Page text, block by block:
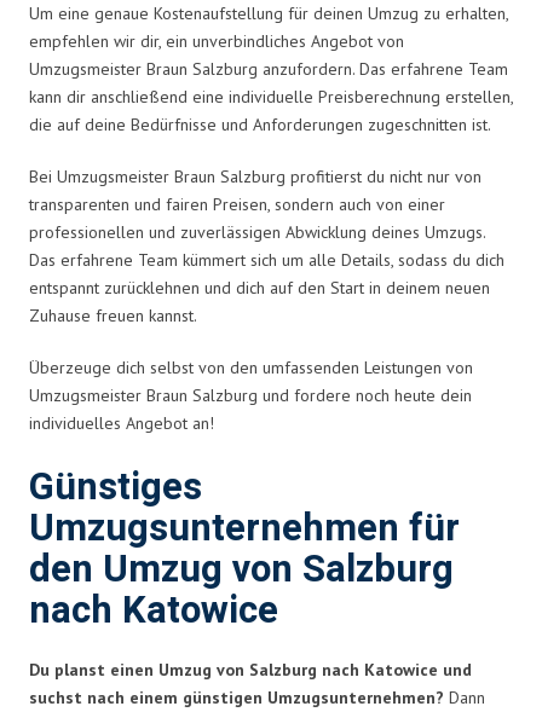
Um eine genaue Kostenaufstellung für deinen Umzug zu erhalten,
empfehlen wir dir, ein unverbindliches Angebot von
Umzugsmeister Braun Salzburg anzufordern. Das erfahrene Team
kann dir anschließend eine individuelle Preisberechnung erstellen,
die auf deine Bedürfnisse und Anforderungen zugeschnitten ist.
Bei Umzugsmeister Braun Salzburg profitierst du nicht nur von
transparenten und fairen Preisen, sondern auch von einer
professionellen und zuverlässigen Abwicklung deines Umzugs.
Das erfahrene Team kümmert sich um alle Details, sodass du dich
entspannt zurücklehnen und dich auf den Start in deinem neuen
Zuhause freuen kannst.
Überzeuge dich selbst von den umfassenden Leistungen von
Umzugsmeister Braun Salzburg und fordere noch heute dein
individuelles Angebot an!
Günstiges
Umzugsunternehmen für
den Umzug von Salzburg
nach Katowice
Du planst einen Umzug von Salzburg nach Katowice und
suchst nach einem günstigen Umzugsunternehmen? Dann